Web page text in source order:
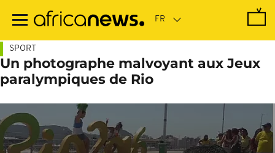
contenu
SPORT
Un photographe malvoyant aux Jeux
paralympiques de Rio